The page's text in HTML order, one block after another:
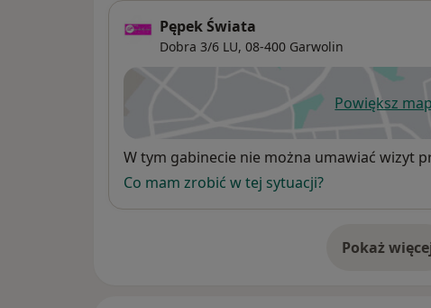
Pępek Świata
Dobra 3/6 LU, 08-400 Garwolin
Powiększ
Dostępność
W tym gabinecie nie można umawiać wizyt
Co mam zrobić w tej sytuacji?
Pokażo